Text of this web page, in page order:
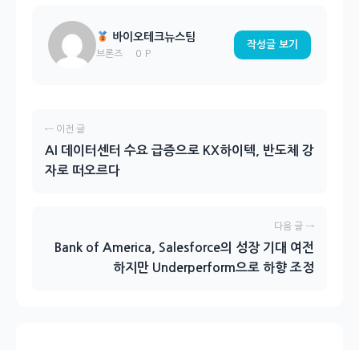
바이오테크뉴스팀
브론즈 0 P
작성글 보기
← 이전 글
AI 데이터센터 수요 급증으로 KX하이텍, 반도체 강
자로 떠오르다
다음 글 →
Bank of America, Salesforce의 성장 기대 여전
하지만 Underperform으로 하향 조정